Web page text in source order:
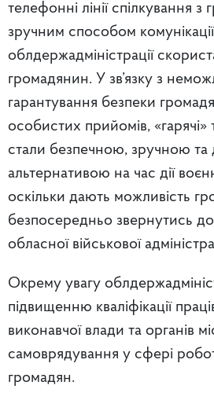
телефонні лінії спілкування
зручним способом
облдержадміністрації
громадянин. У зв’язку з
гарантування безпеки
особистих прийомів, «гарячі»
стали безпечною, зручною
альтернативою на час дії
оскільки дають можливість
безпосередньо звернутись до
обласної військової
Окрему увагу
підвищенню кваліфікації
виконавчої влади та органів
самоврядування у сфері
громадян.